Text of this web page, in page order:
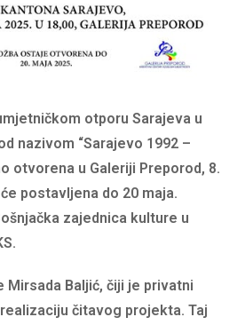
otporu Sarajeva u
nazivom “Sarajevo 1992 –
otvorena u Galeriji Preporod, 8.
postavljena do 20 maja.
zajednica kulture u
Baljić, čiji je privatni
čitavog projekta. Taj